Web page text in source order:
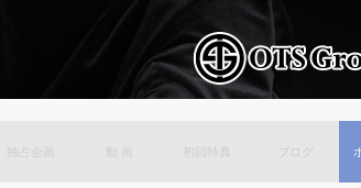
独占企画 初回特典 ブログ